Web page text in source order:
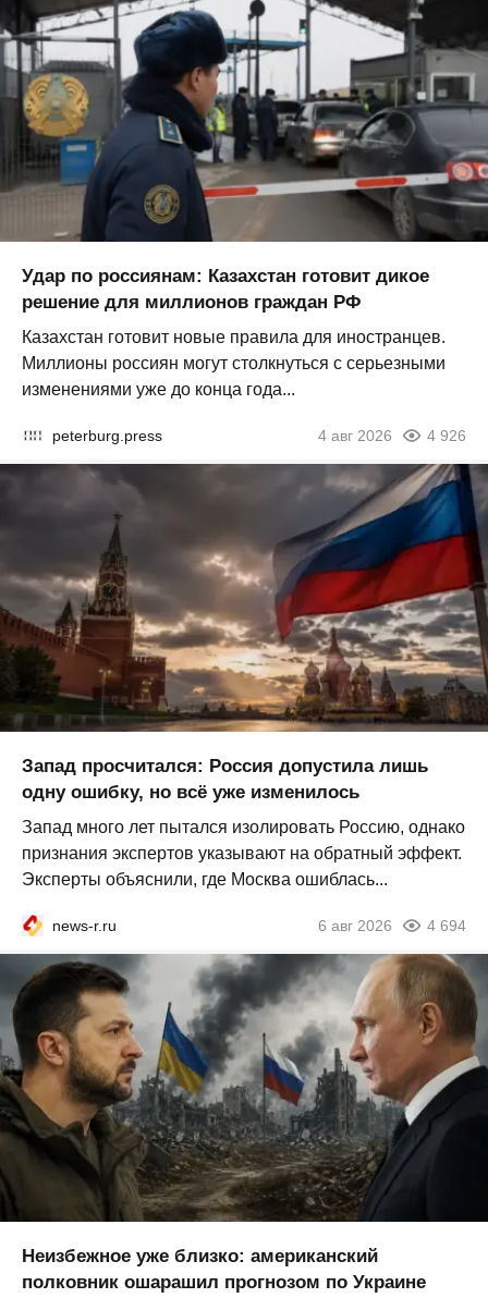
Удар по россиянам: Казахстан готовит дикое
решение для миллионов граждан РФ
Казахстан готовит новые правила для иностранцев.
Миллионы россиян могут столкнуться с серьезными
изменениями уже до конца года...
peterburg.press 4 авг 2026 4 926
Запад просчитался: Россия допустила лишь
одну ошибку, но всё уже изменилось
Запад много лет пытался изолировать Россию, однако
признания экспертов указывают на обратный эффект.
Эксперты объяснили, где Москва ошиблась...
news-r.ru 6 авг 2026 4 694
Неизбежное уже близко: американский
полковник ошарашил прогнозом по Украине